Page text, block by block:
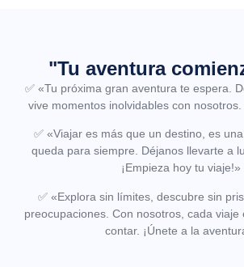
"Tu aventura
✅ «Tu próxima gran aventura te espera.
vive momentos inolvidables con nosotros.
✅ «Viajar es más que un destino, es
queda para siempre. Déjanos llevarte a
¡Empieza hoy tu viaje!»
✅ «Explora sin límites, descubre sin
preocupaciones. Con nosotros, cada viaje
contar. ¡Únete a la